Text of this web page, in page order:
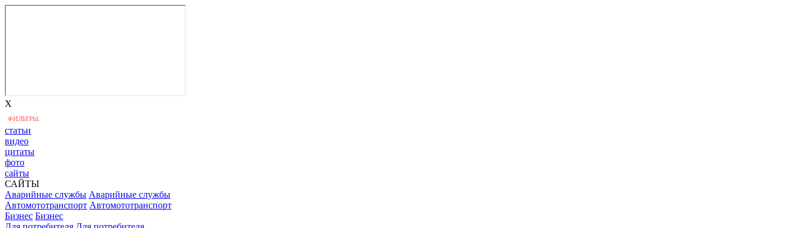
X
ФИЛЬТРЫ:
статьи
видео
цитаты
фото
сайты
САЙТЫ
Аварийные службы Аварийные службы
Автомототранспорт Автомототранспорт
Бизнес Бизнес